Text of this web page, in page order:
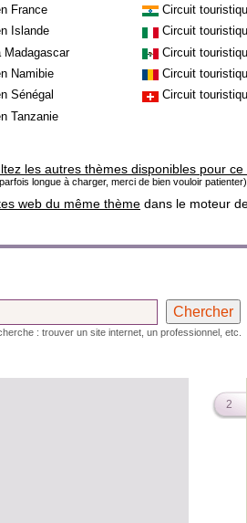
France
Circuit
Islande
Circuit
Madagascar
Circuit
Namibie
Circuit
Sénégal
Circuit
Tanzanie
les autres thèmes disponibles pour ce
longue à charger, merci de bien vouloir patienter)
web du même thème dans le moteur
: trouver un site internet, un professionnel, etc.
2